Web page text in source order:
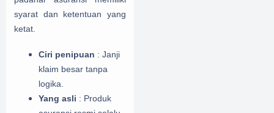
syarat dan ketentuan yang
ketat.
Ciri penipuan : Janji
klaim besar tanpa
logika.
Yang asli : Produk